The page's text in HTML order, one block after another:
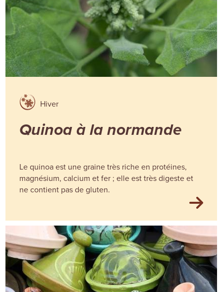
Hiver
Quinoa à la normande
Le quinoa est une graine très riche en protéines,
magnésium, calcium et fer ; elle est très digeste et
ne contient pas de gluten.